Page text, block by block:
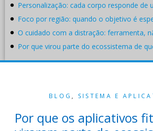
Personalização: cada corpo responde de
Foco por região: quando o objetivo é
O cuidado com a distração: ferramenta,
Por que virou parte do ecossistema de
BLOG , SISTEMA E
Por que os aplicativos